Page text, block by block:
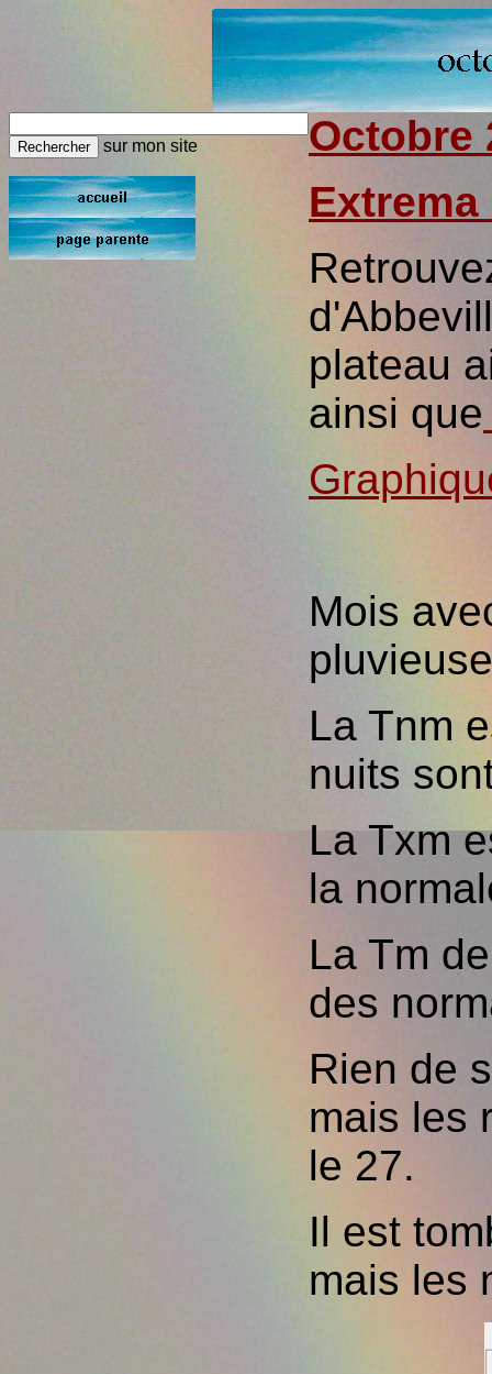
sur mon site
Octobre
plateau
ainsi que
Mois
La Tnm
nuits
La Txm
la
La Tm
des
Rien de
mais les
le 27.
Il est
mais les